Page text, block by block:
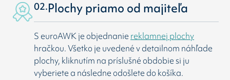
02.Plochy priamo od majiteľa
S euroAWK je objednanie reklamnej plochy
hračkou. Všetko je uvedené v detailnom náhľade
plochy, kliknutím na príslušné obdobie si ju
vyberiete a následne odošlete do košíka.